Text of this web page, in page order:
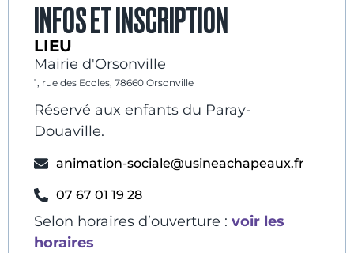
INFOS ET INSCRIPTION
LIEU
Mairie d'Orsonville
1, rue des Ecoles, 78660 Orsonville
Réservé aux enfants du Paray-
Douaville.
animation-sociale@usineachapeaux.fr
07 67 01 19 28
Selon horaires d’ouverture : voir les
horaires